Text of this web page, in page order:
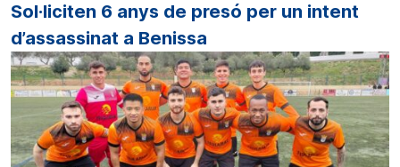
Sol·liciten 6 anys de presó per un intent
d’assassinat a Benissa